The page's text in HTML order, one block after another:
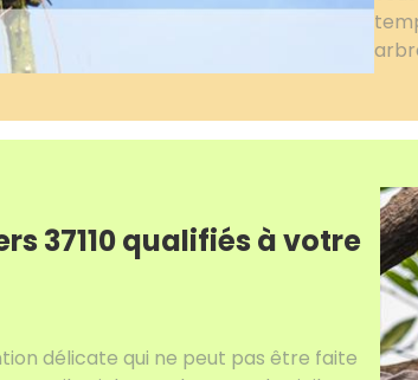
37110 qualifiés à votre
délicate qui ne peut pas être faite